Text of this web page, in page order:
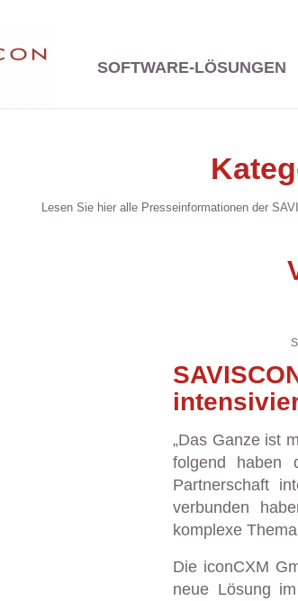
SOFTWARE-LÖSUNGEN
Lesen Sie hier alle Presseinformationen der
„Das Ganze ist
folgend haben
Partnerschaft
verbunden
komplexe
Die iconCXM
neue Lösung